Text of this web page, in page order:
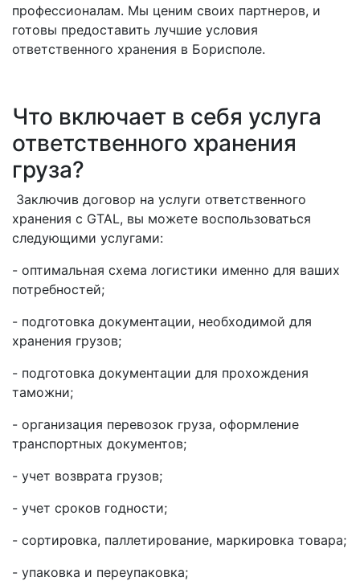
профессионалам. Мы ценим своих партнеров, и
готовы предоставить лучшие условия
ответственного хранения в Борисполе.
Что включает в себя услуга
ответственного хранения
груза?
Заключив договор на услуги ответственного
хранения с GTAL, вы можете воспользоваться
следующими услугами:
- оптимальная схема логистики именно для ваших
потребностей;
- подготовка документации, необходимой для
хранения грузов;
- подготовка документации для прохождения
таможни;
- организация перевозок груза, оформление
транспортных документов;
- учет возврата грузов;
- учет сроков годности;
- сортировка, паллетирование, маркировка товара;
- упаковка и переупаковка;